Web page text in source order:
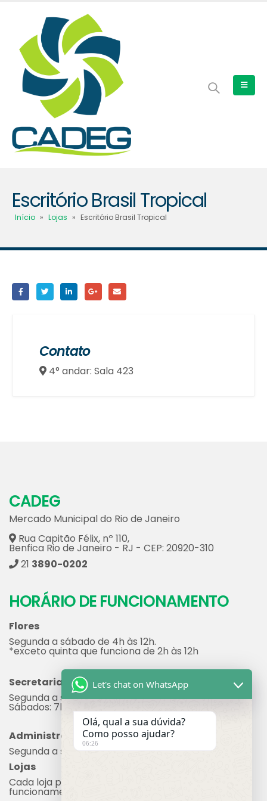
Escritório Brasil Tropical
Início » Lojas » Escritório Brasil Tropical
Contato
4° andar: Sala 423
CADEG
Mercado Municipal do Rio de Janeiro
Rua Capitão Félix, nº 110,
Benfica Rio de Janeiro - RJ - CEP: 20920-310
21 3890-0202
HORÁRIO DE FUNCIONAMENTO
Flores
Segunda a sábado de 4h às 12h.
*exceto quinta que funciona de 2h às 12h
Secretaria
Segunda a sexta: 7h às 17h
Sábados: 7h às 12h
Administração
Segunda a sexta: 8h às 17h
Lojas
Cada loja possui seu próprio horário de
funcionamento.
Let's chat on WhatsApp
Olá, qual a sua dúvida?
Como posso ajudar?
06:26